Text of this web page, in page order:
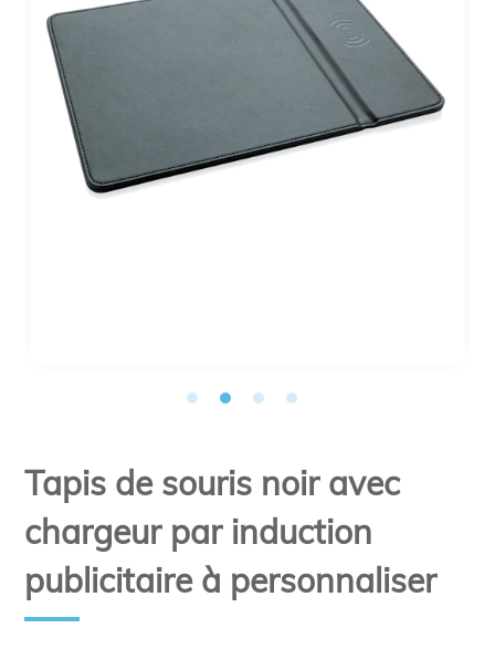
Tapis de souris noir avec
chargeur par induction
publicitaire à personnaliser